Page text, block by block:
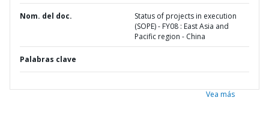
Nom. del doc.
Status of projects in execution
(SOPE) - FY08 : East Asia and
Pacific region - China
Palabras clave
Vea más